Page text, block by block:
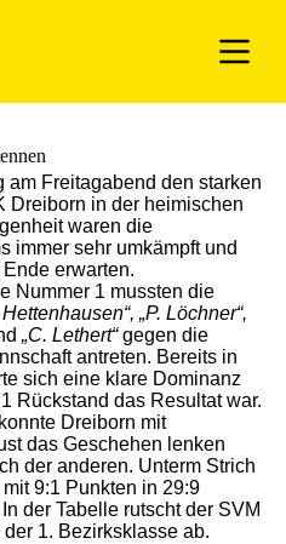
am Freitagabend den starken
Dreiborn in der heimischen
waren die
immer sehr umkämpft und
erwarten.
Nummer 1 mussten die
„P. Löchner“,
„C. Lethert“gegen die
antreten. Bereits in
sich eine klare Dominanz
Rückstand das Resultat war.
Dreiborn mit
das Geschehen lenken
der anderen. Unterm Strich
9:1 Punkten in 29:9
der Tabelle rutscht der SVM
1. Bezirksklasse ab.